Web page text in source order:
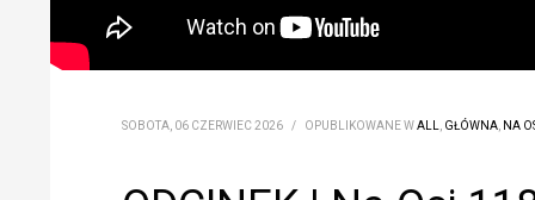
SOBOTA, 06 CZERWIEC 2026 / OPUBLIKOWANE WALL GŁÓWNA NA